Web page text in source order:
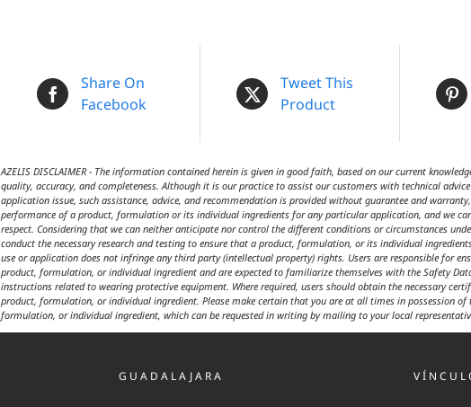
Share On
Facebook
Tweet This
Product
AZELIS DISCLAIMER - The information contained herein is given in good faith, based on our current
quality, accuracy, and completeness. Although it is our practice to assist our customers with technical
application issue, such assistance, advice, and recommendation is provided without guarantee and
performance of a product, formulation or its individual ingredients for any particular application, and we
respect. Considering that we can neither anticipate nor control the different conditions or circumstances
conduct the necessary research and testing to ensure that a product, formulation, or its individual
use or application does not infringe any third party (intellectual property) rights. Users are responsible for
product, formulation, or individual ingredient and are expected to familiarize themselves with the Safety
instructions related to wearing protective equipment. Where required, users should obtain the necessary
product, formulation, or individual ingredient. Please make certain that you are at all times in possession
formulation, or individual ingredient, which can be requested in writing by mailing to your local
GUADALAJARA